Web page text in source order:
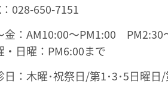
：028-650-7151
金：AM10:00～PM1:00 PM2:30
・日曜：PM6:00まで
日：木曜･祝祭日/第1･3･5日曜日/